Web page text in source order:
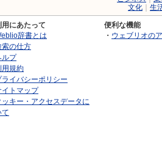
文化
生
用にあたって
辞書とは
索の仕方
ルプ
用規約
ライバシーポリシー
イトマップ
ッキー・アクセスデータに
て
便利な機能
・ ウェブリオの